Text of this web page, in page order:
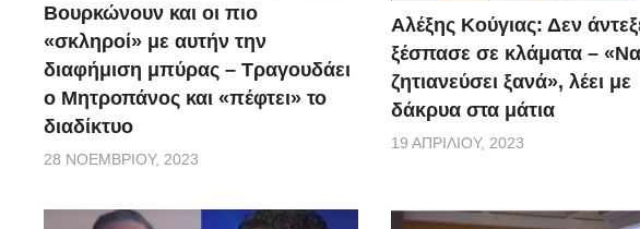
Βουρκώνουν και οι πιο
«σκληροί» με αυτήν την
διαφήμιση μπύρας – Τραγουδάει
ο Μητροπάνος και «πέφτει» το
διαδίκτυο
28 ΝΟΕΜΒΡΊΟΥ, 2023
Αλέξης Κούγιας: Δεν
ξέσπασε σε κλάματα –
ζητιανεύσει ξανά», λέει με
δάκρυα στα μάτια
19 ΑΠΡΙΛΊΟΥ, 2023